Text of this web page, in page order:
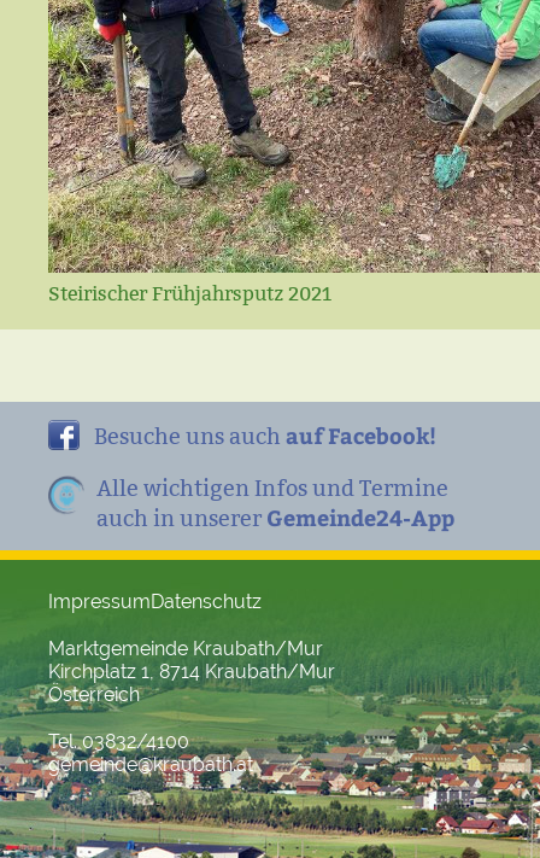
Steirischer Frühjahrsputz 2021
Besuche uns auch auf Facebook!
Alle wichtigen Infos und Termine
auch in unserer Gemeinde24-App
ImpressumDatenschutz
Marktgemeinde Kraubath/Mur
Kirchplatz 1, 8714 Kraubath/Mur
Österreich
Tel. 03832/4100
gemeinde@kraubath.at